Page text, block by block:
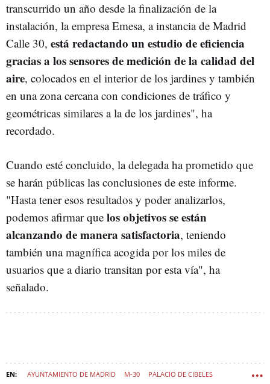
transcurrido un año desde la finalización de la
instalación, la empresa Emesa, a instancia de Madrid
Calle 30, está redactando un estudio de eficiencia
gracias a los sensores de medición de la calidad del
aire, colocados en el interior de los jardines y también
en una zona cercana con condiciones de tráfico y
geométricas similares a la de los jardines", ha
recordado.
Cuando esté concluido, la delegada ha prometido que
se harán públicas las conclusiones de este informe.
"Hasta tener esos resultados y poder analizarlos,
podemos afirmar que los objetivos se están
alcanzando de manera satisfactoria, teniendo
también una magnífica acogida por los miles de
usuarios que a diario transitan por esta vía", ha
señalado.
AYUNTAMIENTO DE MADRID M-30 PALACIO DE CIBELES